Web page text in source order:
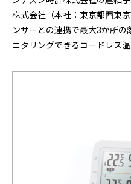
株式会社（本社：東京都西東
ンサーとの連携で最大3か所
ニタリングできるコードレス温